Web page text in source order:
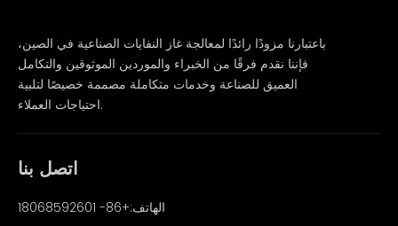
باعتبارنا مزودًا رائدًا لمعالجة غاز النفايات الصناعية في الصين،
فإننا نقدم فرقًا من الخبراء والموردين الموثوقين والتكامل
العميق للصناعة وخدمات متكاملة مصممة خصيصًا لتلبية
احتياجات العملاء.
اتصل بنا
الهاتف:+86- 18068592601